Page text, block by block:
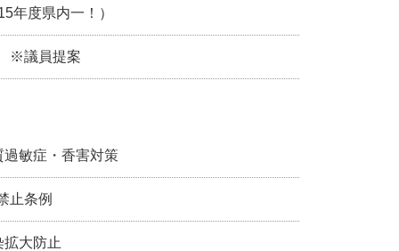
度県内一！）
議員提案
敏症・香害対策
止条例
大防止